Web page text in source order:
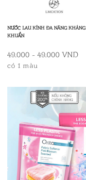
NƯỚC LAU KÍNH ĐA NĂNG KHÁNG
KHUẨN
49.000 - 49.000 VND
có 1 màu